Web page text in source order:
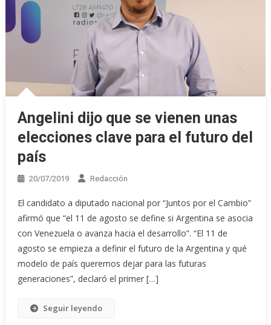
Angelini dijo que se vienen unas
elecciones clave para el futuro del
país
20/07/2019 Redacción
El candidato a diputado nacional por “Juntos por el Cambio”
afirmó que “el 11 de agosto se define si Argentina se asocia
con Venezuela o avanza hacia el desarrollo”. “El 11 de
agosto se empieza a definir el futuro de la Argentina y qué
modelo de país queremos dejar para las futuras
generaciones”, declaró el primer […]
Seguir leyendo